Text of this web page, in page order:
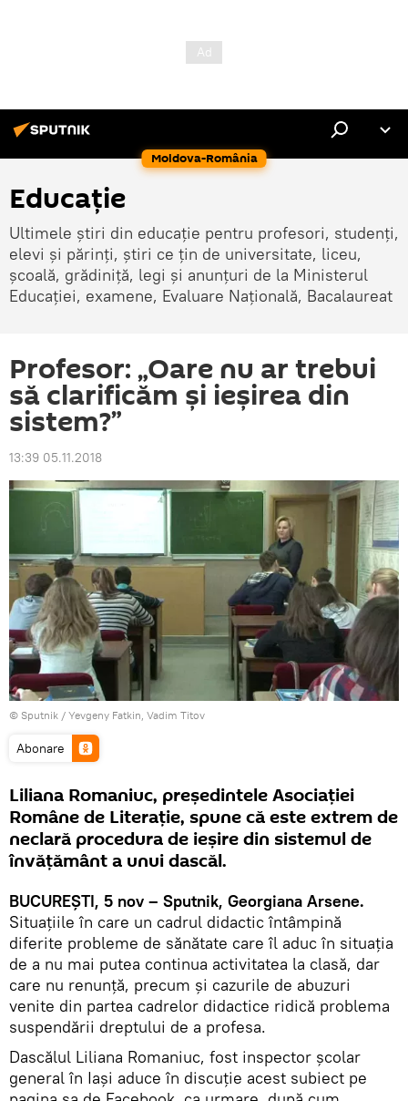
Moldova-România
Educație
Ultimele știri din educație pentru profesori, studenți,
elevi și părinți, știri ce țin de universitate, liceu,
școală, grădiniță, legi și anunțuri de la Ministerul
Educației, examene, Evaluare Națională, Bacalaureat
Profesor: „Oare nu ar trebui
să clarificăm şi ieşirea din
sistem?”
13:39 05.11.2018
© Sputnik / Yevgeny Fatkin, Vadim Titov
Abonare
Liliana Romaniuc, preşedintele Asociaţiei
Române de Literaţie, spune că este extrem de
neclară procedura de ieşire din sistemul de
învăţământ a unui dascăl.
BUCUREŞTI, 5 nov – Sputnik, Georgiana Arsene.
Situaţiile în care un cadrul didactic întâmpină
diferite probleme de sănătate care îl aduc în situaţia
de a nu mai putea continua activitatea la clasă, dar
care nu renunţă, precum şi cazurile de abuzuri
venite din partea cadrelor didactice ridică problema
suspendării dreptului de a profesa.
Dascălul Liliana Romaniuc, fost inspector şcolar
general în Iaşi aduce în discuţie acest subiect pe